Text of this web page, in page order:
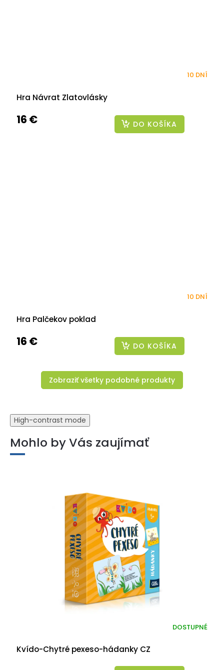
Hra Návrat Zlatovlásky
10 DNÍ
16 € DO KOŠÍKA
Hra Palčekov poklad
10 DNÍ
16 € DO KOŠÍKA
Zobraziť všetky podobné produkty
High-contrast mode
Mohlo by Vás zaujímať
Kvído-Chytré pexeso-hádanky CZ
DOSTUPNÉ